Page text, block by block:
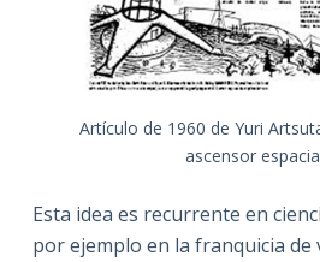
Artículo de 1960 de Yuri
ascensor
Esta idea es recurrente en
por ejemplo en la franquicia de